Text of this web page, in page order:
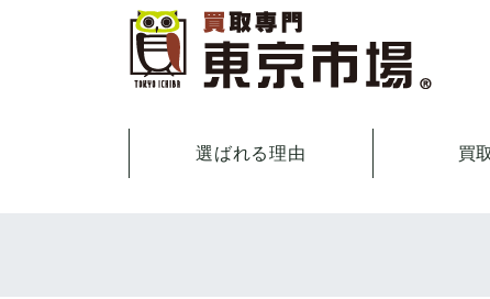
選ばれる理由 買